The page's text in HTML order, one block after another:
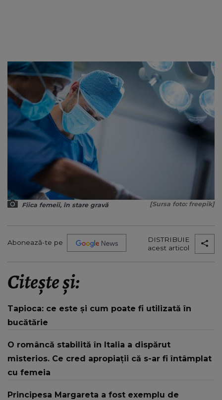
Fiica femeii, în stare gravă [Sursa foto: freepik]
Abonează-te pe
DISTRIBUIE
acest articol
Citește și:
Tapioca: ce este și cum poate fi utilizată în
bucătărie
O româncă stabilită în Italia a dispărut
misterios. Ce cred apropiații că s-ar fi întâmplat
cu femeia
Principesa Margareta a fost exemplu de